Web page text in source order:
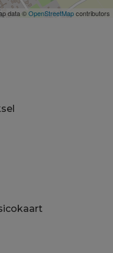
data ©OpenStreetMapcontributors